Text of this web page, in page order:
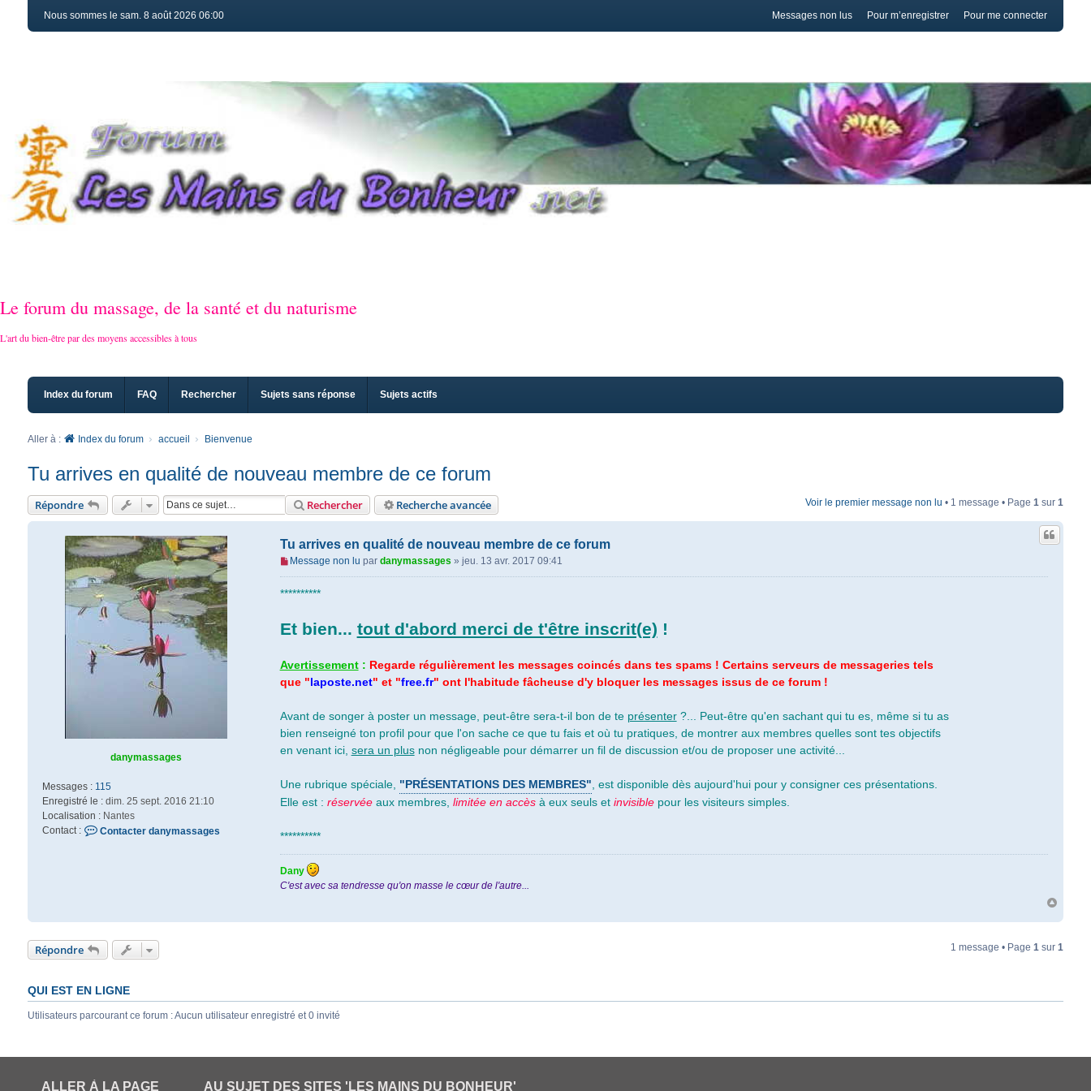
Pour me connecter
Pour m’enregistrer
Messages non lus
Nous sommes le sam. 8 août 2026 06:00
Le forum du massage, de la santé et du naturisme
L'art du bien-être par des moyens accessibles à tous
Index du forum FAQ Rechercher Sujets sans réponse Sujets actifs
Aller à : Index du forum accueil Bienvenue
Tu arrives en qualité de nouveau membre de ce forum
Répondre Rechercher Recherche avancée Voir le premier message non lu • 1 message • Page1 sur1
danymassages
Messages : 115
Enregistré le :dim. 25 sept. 2016 21:10
Localisation :Nantes
Contact :
Contacter danymassages
Tu arrives en qualité de nouveau membre de ce forum
Message non lu pardanymassages »jeu. 13 avr. 2017 09:41
**********
Et bien... tout d'abord merci de t'être inscrit(e) !
Avertissement: Regarde régulièrement les messages coincés dans tes spams ! Certains serveurs de messageries tels
que "laposte.net" et "free.fr" ont l'habitude fâcheuse d'y bloquer les messages issus de ce forum !
Avant de songer à poster un message, peut-être sera-t-il bon de te présenter?... Peut-être qu'en sachant qui tu es, même si tu as
bien renseigné ton profil pour que l'on sache ce que tu fais et où tu pratiques, de montrer aux membres quelles sont tes objectifs
en venant ici, sera un plusnon négligeable pour démarrer un fil de discussion et/ou de proposer une activité...
Une rubrique spéciale, "PRÉSENTATIONS DES MEMBRES" , est disponible dès aujourd'hui pour y consigner ces présentations.
Elle est : réservéeaux membres, limitée en accèsà eux seuls et invisiblepour les visiteurs simples.
**********
Dany
C'est avec sa tendresse qu'on masse le cœur de l'autre...
Répondre 1 message • Page1 sur1
QUI EST EN LIGNE
Utilisateurs parcourant ce forum : Aucun utilisateur enregistré et 0 invité
ALLER À LA PAGE AU SUJET DES SITES 'LES MAINS DU BONHEUR'